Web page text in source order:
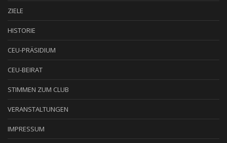
ZIELE
HISTORIE
CEU-PRÄSIDIUM
CEU-BEIRAT
STIMMEN ZUM CLUB
VERANSTALTUNGEN
IMPRESSUM